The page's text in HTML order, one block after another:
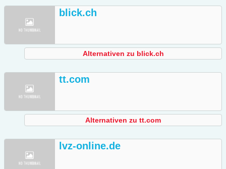
blick.ch
Alternativen zu blick.ch
tt.com
Alternativen zu tt.com
lvz-online.de